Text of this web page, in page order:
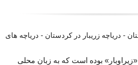
«زیراوبار» بوده است که به زبان محلی